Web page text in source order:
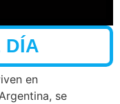
DÍA
en
se